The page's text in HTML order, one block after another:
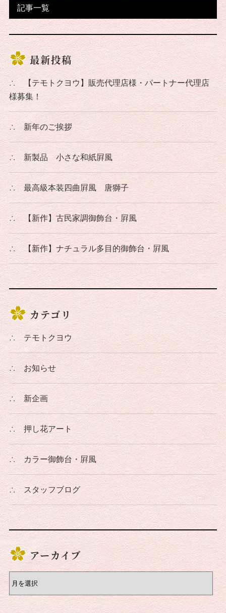
記事一覧
最新投稿
∴
【テモトクヨウ】販売代理店様・パートナー代理店
様募集！
∴ 新年のご挨拶
∴ 新製品 小さな和紙屛風
∴ 最高級本装四曲屛風 唐獅子
∴ 【新作】古民家調御飾台・屛風
∴ 【新作】ナチュラル多目的御飾台・屛風
カテゴリ
∴ テモトクヨウ
∴ お知らせ
∴ 新企画
∴ 押し花アート
∴ カラー御飾台・屛風
∴ スタッフブログ
アーカイブ